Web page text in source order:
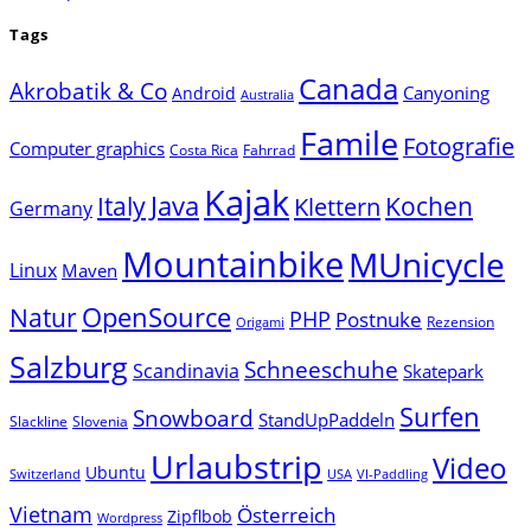
Tags
Akrobatik & Co Android Australia Canada Canyoning
Computer graphics Costa Rica Fahrrad Famile Fotografie
Germany Italy Java Kajak Klettern Kochen
Linux Maven MountainbikeMUnicycle
NaturOpenSource Origami PHP Postnuke Rezension
SalzburgScandinavia Schneeschuhe Skatepark
Slackline Slovenia Snowboard StandUpPaddeln Surfen
Switzerland Ubuntu Urlaubstrip USA VI-Paddling Video
Vietnam Wordpress Zipflbob Österreich